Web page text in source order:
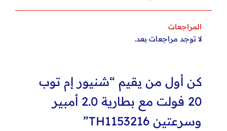
المراجعات
لا توجد مراجعات بعد.
كن أول من يقيم “شنيور إم توب
20 فولت مع بطارية 2.0 أمبير
وسرعتين TH1153216”